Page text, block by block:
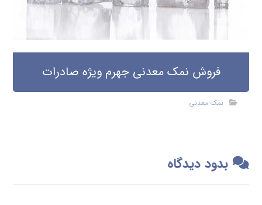
فروش نمک معدنی جهرم ویژه صادرات
نمک معدنی
بدود دیدگاه